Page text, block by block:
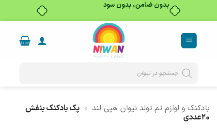
بدون ضامن، بدون سود
content
search
بادکنک و لوازم تم تولد نیوان هپی لند » پک بادکنک بنفش
20عددی